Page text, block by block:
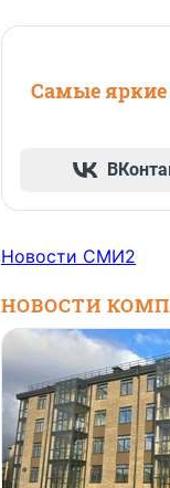
Самые яркие
Новости СМИ2
НОВОСТИ